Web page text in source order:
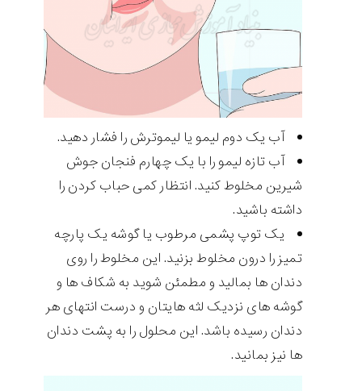
آب یک دوم لیمو یا لیموترش را فشار دهید.
آب تازه لیمو را با یک چهارم فنجان جوش
شیرین مخلوط کنید. انتظار کمی حباب کردن را
داشته باشید.
یک توپ پشمی مرطوب یا گوشه یک پارچه
تمیز را درون مخلوط بزنید. این مخلوط را روی
دندان ها بمالید و مطمئن شوید به شکاف ها و
گوشه های نزدیک لثه هایتان و درست انتهای هر
دندان رسیده باشد. این محلول را به پشت دندان
ها نیز بمانید.